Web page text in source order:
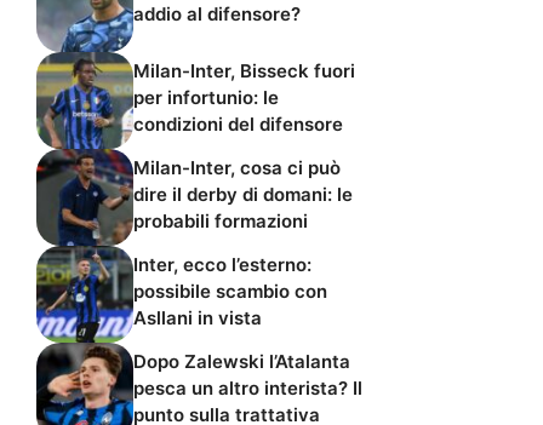
addio al difensore?
Milan-Inter, Bisseck fuori
per infortunio: le
condizioni del difensore
Milan-Inter, cosa ci può
dire il derby di domani: le
probabili formazioni
Inter, ecco l’esterno:
possibile scambio con
Asllani in vista
Dopo Zalewski l’Atalanta
pesca un altro interista? Il
punto sulla trattativa